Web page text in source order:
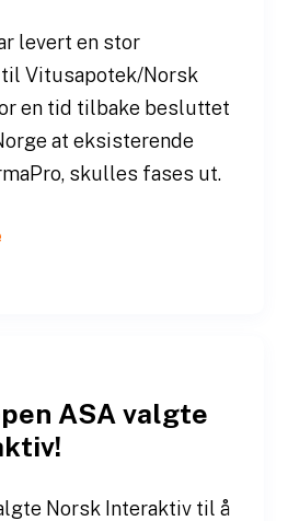
levert en stor
Vitusapotek/Norsk
en tid tilbake besluttet
at eksisterende
skulles fases ut.
ASA valgte
Norsk Interaktiv til å